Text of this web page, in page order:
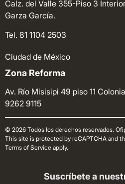
Calz. del Valle 355-Piso 3
Garza García.
Tel. 81 1104 2503
Ciudad de México
Zona Reforma
Av. Río Misisipi 49 piso 11
9262 9115
© 2026 Todos los derechos reservados.
This site is protected by reCAPTCHA and
Terms of Service apply.
Suscríbete a